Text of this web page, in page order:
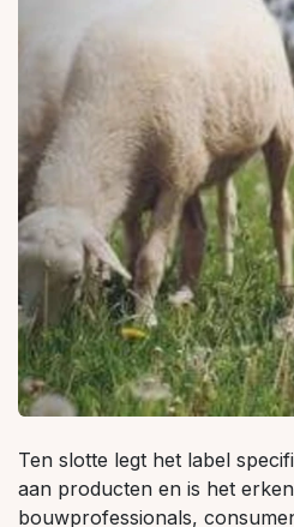
Ten slotte legt het label
aan producten en is het
bouwprofessionals,